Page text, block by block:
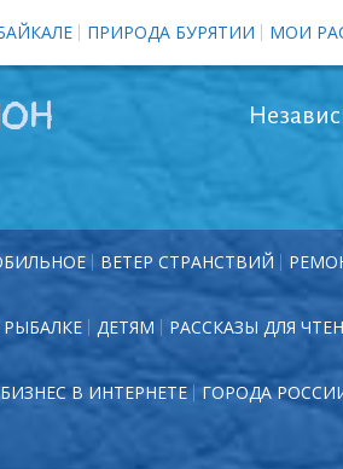
ПРИРОДА БУРЯТИИ МОИ
ВЕТЕР СТРАНСТВИЙ
ДЕТЯМ РАССКАЗЫ ДЛЯ
БИЗНЕС В ИНТЕРНЕТЕ ГОРОДА